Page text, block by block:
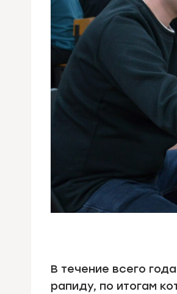
В течение всего
рапиду, по итогам